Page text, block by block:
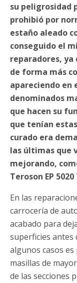
su peligrosidad
prohibió por
estaño aleado
conseguido el
reparadores, ya
de forma más
apareciendo en
denominados
que hacen su
que tenían
curado era
las últimas que
mejorando,
Teroson EP 5020
En las
carrocería de
acabado para
superficies antes
algunos casos
masillas de
de las secciones